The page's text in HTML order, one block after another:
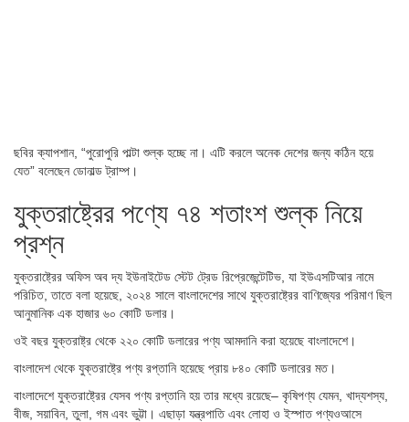
ছবির ক্যাপশান, “পুরোপুরি পাল্টা শুল্ক হচ্ছে না। এটি করলে অনেক দেশের জন্য কঠিন হয়ে
যেত” বলেছেন ডোনাল্ড ট্রাম্প।
যুক্তরাষ্ট্রের পণ্যে ৭৪ শতাংশ শুল্ক নিয়ে
প্রশ্ন
যুক্তরাষ্ট্রের অফিস অব দ্য ইউনাইটেড স্টেট ট্রেড রিপ্রেজেন্টেটিভ, যা ইউএসটিআর নামে
পরিচিত, তাতে বলা হয়েছে, ২০২৪ সালে বাংলাদেশের সাথে যুক্তরাষ্ট্রের বাণিজ্যের পরিমাণ ছিল
আনুমানিক এক হাজার ৬০ কোটি ডলার।
ওই বছর যুক্তরাষ্ট্র থেকে ২২০ কোটি ডলারের পণ্য আমদানি করা হয়েছে বাংলাদেশে।
বাংলাদেশ থেকে যুক্তরাষ্ট্রে পণ্য রপ্তানি হয়েছে প্রায় ৮৪০ কোটি ডলারের মত।
বাংলাদেশে যুক্তরাষ্ট্রের যেসব পণ্য রপ্তানি হয় তার মধ্যে রয়েছে– কৃষিপণ্য যেমন, খাদ্যশস্য,
বীজ, সয়াবিন, তুলা, গম এবং ভুট্টা। এছাড়া যন্ত্রপাতি এবং লোহা ও ইস্পাত পণ্যওআসে